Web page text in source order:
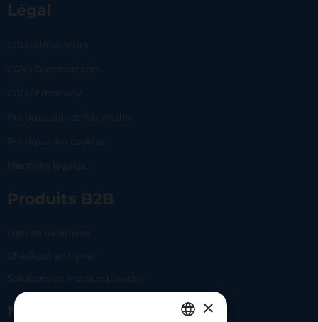
Légal
CGU | Utilisateurs
CGV | Commerçants
CGU Lemonway
Politique de confidentialité
Politique des cookies
Mentions légales
Produits B2B
Lien de paiement
Checkout en ligne
Solutions en marque blanche
Nous contacter ×